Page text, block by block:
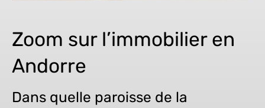
Zoom sur l’immobilier en
Andorre
Dans quelle paroisse de la